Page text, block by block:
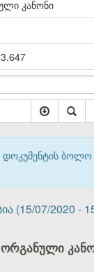
კანონი
(15/07/2020 -